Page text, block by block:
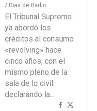
/ Dias de Radio
El Tribunal Supremo
ya abordó los
créditos al consumo
«revolving» hace
cinco años, con el
mismo pleno de la
sala de lo civil
declarando la…
Compartir